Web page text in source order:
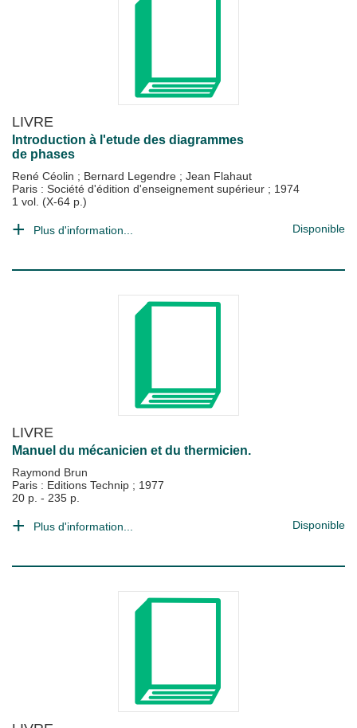
LIVRE
Introduction à l'etude des diagrammes
de phases
René Céolin ; Bernard Legendre ; Jean Flahaut
Paris : Société d'édition d'enseignement supérieur ; 1974
1 vol. (X-64 p.)
Plus d'information... Disponible
LIVRE
Manuel du mécanicien et du thermicien.
Raymond Brun
Paris : Editions Technip ; 1977
20 p. - 235 p.
Plus d'information... Disponible